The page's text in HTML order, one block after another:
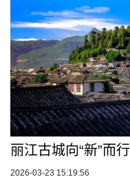
丽江古城向“新”而行
2026-03-23 15:19:56